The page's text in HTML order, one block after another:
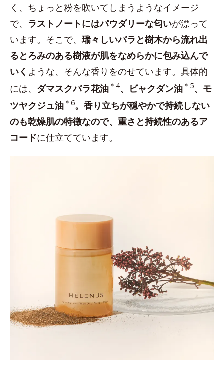
く、ちょっと粉を吹いてしまうようなイメージ
で、 ラストノートにはパウダリーな匂いが漂って
います。そこで、 瑞々しいバラと樹木から流れ出
るとろみのある樹液が肌をなめらかに包み込んで
いく ような、そんな香りをのせています。具体的
には、 ダマスクバラ花油 ＊4、ビャクダン油 ＊5、モ
ツヤクジュ油 ＊6。香り立ちが穏やかで持続しない
のも乾燥肌の特徴なので、重さと持続性のあるア
コードに仕立てています。